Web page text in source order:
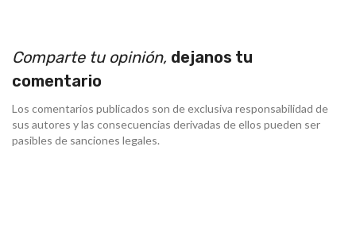
Comparte tu opinión, dejanos tu
comentario
Los comentarios publicados son de exclusiva responsabilidad de
sus autores y las consecuencias derivadas de ellos pueden ser
pasibles de sanciones legales.